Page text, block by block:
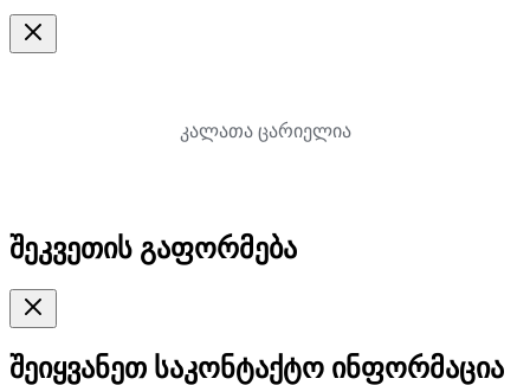
კალათა ცარიელია
შეკვეთის გაფორმება
შეიყვანეთ საკონტაქტო ინფორმაცია